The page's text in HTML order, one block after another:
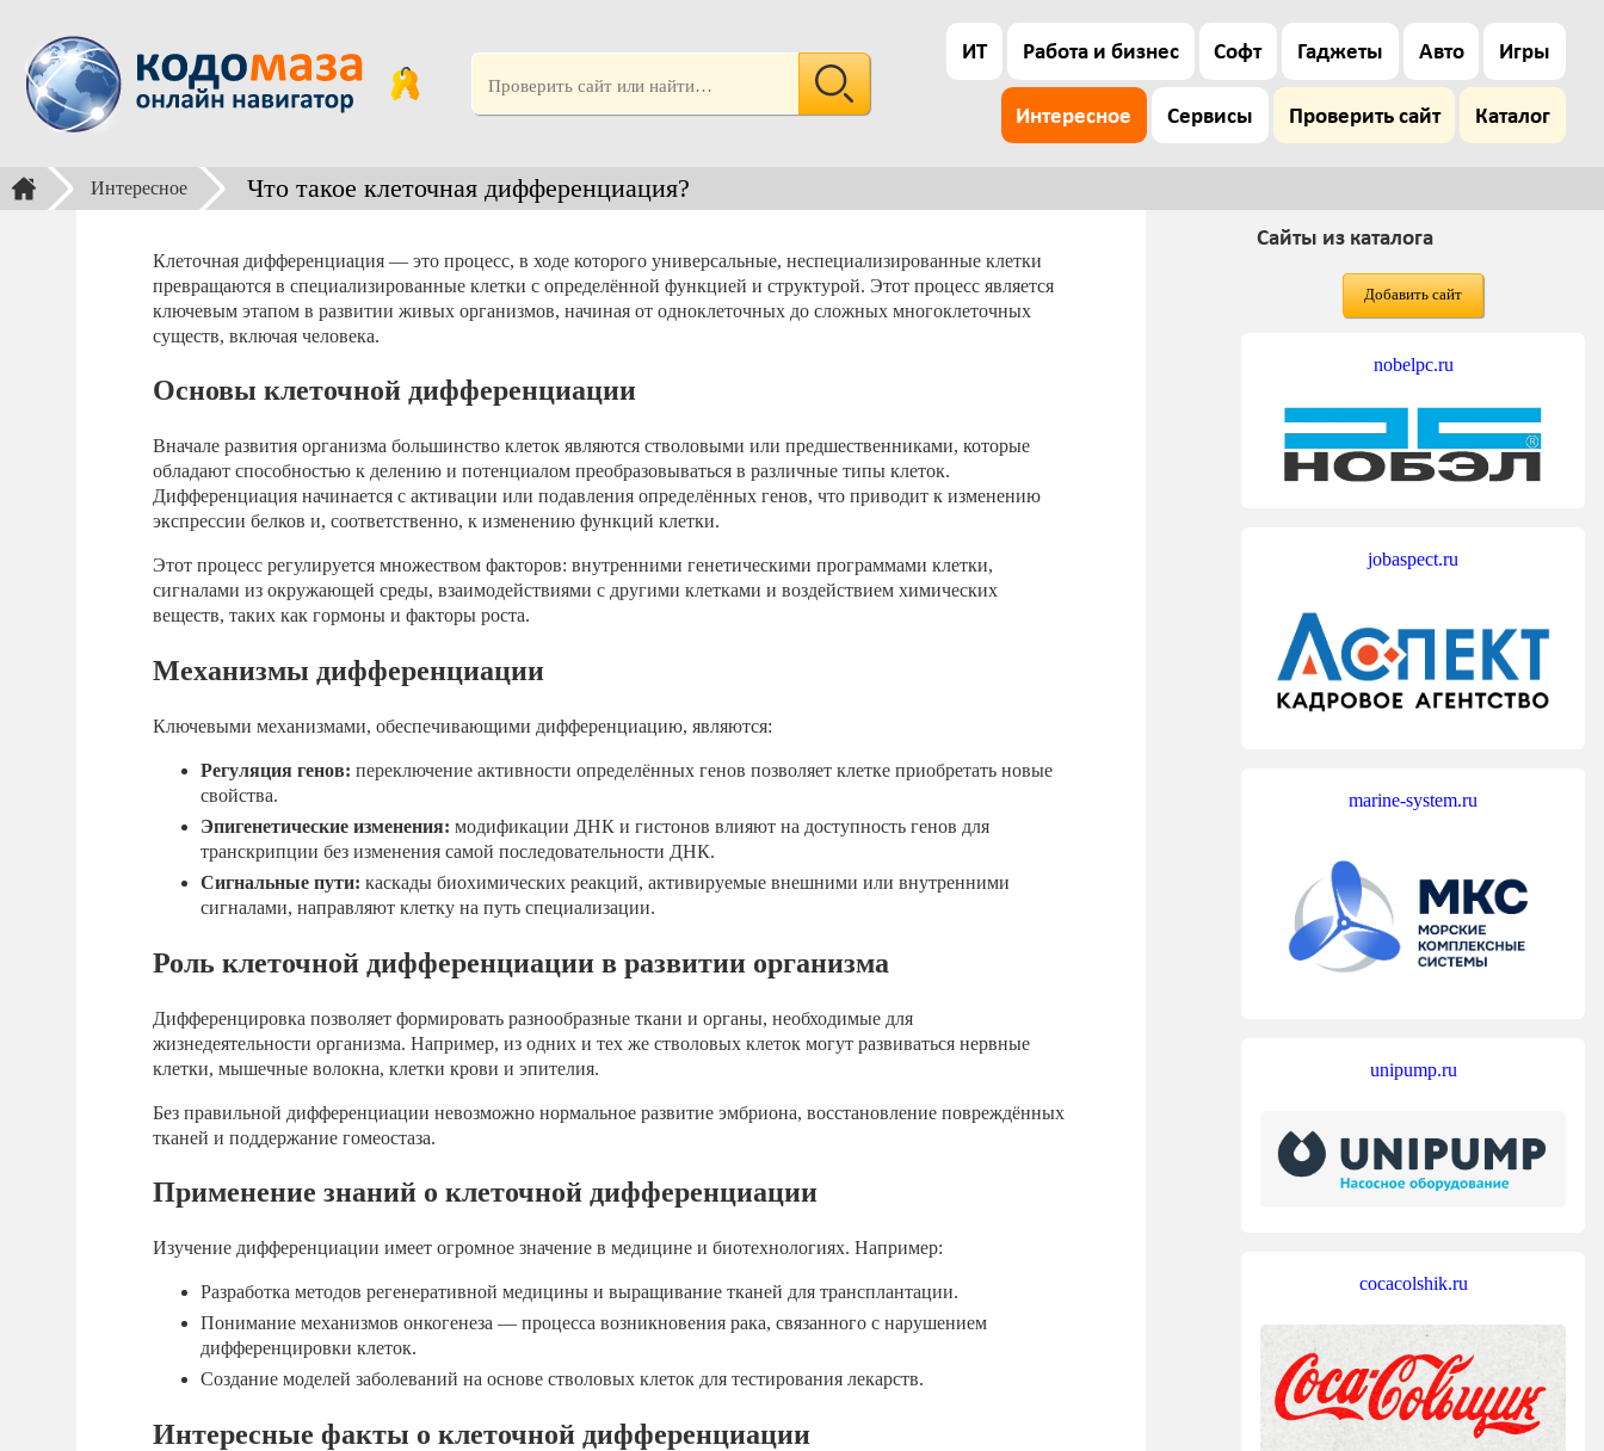
ИТ Работа и бизнес Софт Гаджеты Авто Игры
Интересное Сервисы Проверить сайт Каталог
Интересное Что такое клеточная дифференциация?
Клеточная дифференциация — это процесс, в ходе которого универсальные, неспециализированные клетки
превращаются в специализированные клетки с определённой функцией и структурой. Этот процесс является
ключевым этапом в развитии живых организмов, начиная от одноклеточных до сложных многоклеточных
существ, включая человека.
Основы клеточной дифференциации
Вначале развития организма большинство клеток являются стволовыми или предшественниками, которые
обладают способностью к делению и потенциалом преобразовываться в различные типы клеток.
Дифференциация начинается с активации или подавления определённых генов, что приводит к изменению
экспрессии белков и, соответственно, к изменению функций клетки.
Этот процесс регулируется множеством факторов: внутренними генетическими программами клетки,
сигналами из окружающей среды, взаимодействиями с другими клетками и воздействием химических
веществ, таких как гормоны и факторы роста.
Механизмы дифференциации
Ключевыми механизмами, обеспечивающими дифференциацию, являются:
Регуляция генов: переключение активности определённых генов позволяет клетке приобретать новые
свойства.
Эпигенетические изменения: модификации ДНК и гистонов влияют на доступность генов для
транскрипции без изменения самой последовательности ДНК.
Сигнальные пути: каскады биохимических реакций, активируемые внешними или внутренними
сигналами, направляют клетку на путь специализации.
Роль клеточной дифференциации в развитии организма
Дифференцировка позволяет формировать разнообразные ткани и органы, необходимые для
жизнедеятельности организма. Например, из одних и тех же стволовых клеток могут развиваться нервные
клетки, мышечные волокна, клетки крови и эпителия.
Без правильной дифференциации невозможно нормальное развитие эмбриона, восстановление повреждённых
тканей и поддержание гомеостаза.
Применение знаний о клеточной дифференциации
Изучение дифференциации имеет огромное значение в медицине и биотехнологиях. Например:
Разработка методов регенеративной медицины и выращивание тканей для трансплантации.
Понимание механизмов онкогенеза — процесса возникновения рака, связанного с нарушением
дифференцировки клеток.
Создание моделей заболеваний на основе стволовых клеток для тестирования лекарств.
Интересные факты о клеточной дифференциации
Сайты из каталога
Добавить сайт
nobelpc.ru
jobaspect.ru
marine-system.ru
unipump.ru
cocacolshik.ru